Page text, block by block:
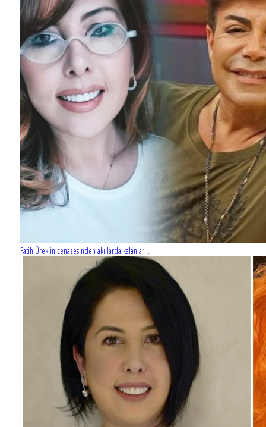
Fatih Ürek'in cenazesinden akıllarda kalanlar...